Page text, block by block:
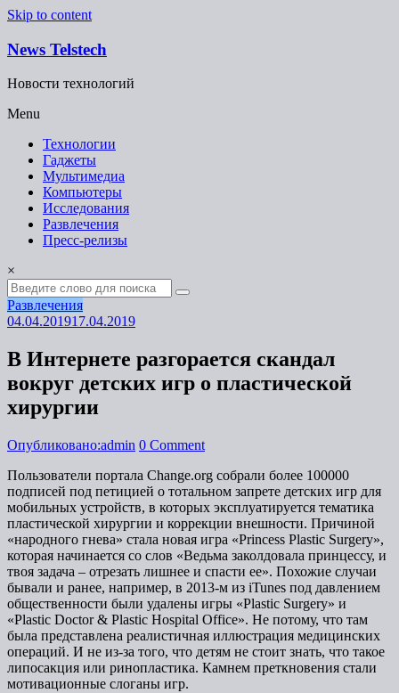
Skip to content
News Telstech
Новости технологий
Menu
Технологии
Гаджеты
Мультимедиа
Компьютеры
Исследования
Развлечения
Пресс-релизы
×
Развлечения
04.04.201917.04.2019
В Интернете разгорается скандал
вокруг детских игр о пластической
хирургии
Опубликовано:admin 0 Comment
Пользователи портала Change.org собрали более 100000
подписей под петицией о тотальном запрете детских игр для
мобильных устройств, в которых эксплуатируется тематика
пластической хирургии и коррекции внешности. Причиной
«народного гнева» стала новая игра «Princess Plastic Surgery»,
которая начинается со слов «Ведьма заколдовала принцессу, и
твоя задача – отрезать лишнее и спасти ее». Похожие случаи
бывали и ранее, например, в 2013-м из iTunes под давлением
общественности были удалены игры «Plastic Surgery» и
«Plastic Doctor & Plastic Hospital Office». Не потому, что там
была представлена реалистичная иллюстрация медицинских
операций. И не из-за того, что детям не стоит знать, что такое
липосакция или ринопластика. Камнем преткновения стали
мотивационные слоганы игр.